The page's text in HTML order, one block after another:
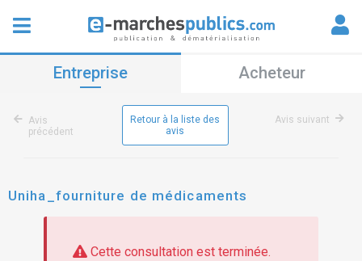
Entreprise Acheteur
Avis
précédent
Retour à la liste des
avis
Avis suivant
Uniha_fourniture de médicaments
Cette consultation est terminée.